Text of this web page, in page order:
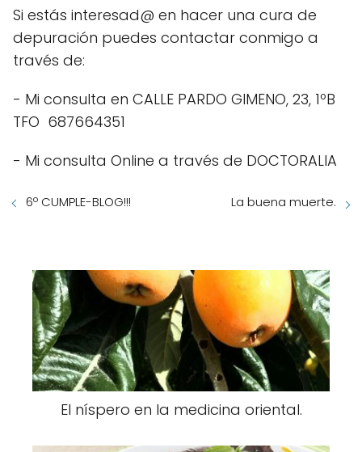
Si estás interesad@ en hacer una cura de
depuración puedes contactar conmigo a
través de:
- Mi consulta en CALLE PARDO GIMENO, 23, 1ºB
TFO 687664351
- Mi consulta Online a través de DOCTORALIA
6º CUMPLE-BLOG!!! La buena muerte.
El níspero en la medicina oriental.